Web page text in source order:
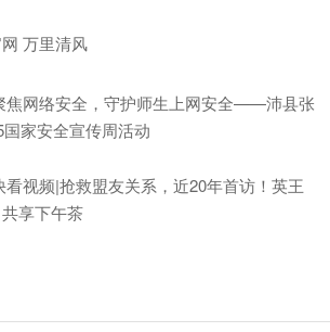
万里清风
焦网络安全，守护师生上网安全——沛县张
家安全宣传周活动
看视频|抢救盟友关系，近20年首访！英王
享下午茶